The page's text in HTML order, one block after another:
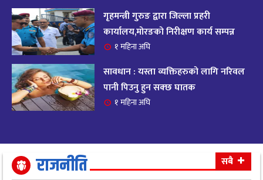
१८
आजको राशिफल : आइतवार, ८ भदौ २०८२ (२४ अगस्ट
२०२५)
११ महिना अघि
१९ आजको राशिफल २०८२ भदाै ४ गते, बुधवार
११ महिना अघि
धैर्यले सफलता मिल्नेछ
११ महिना अघि
गृहमन्त्री गुरुङ द्वारा जिल्ला प्रहरी
कार्यालय,मोरङको निरीक्षण कार्य सम्पन्न
१ महिना अघि
सावधान : यस्ता व्यक्तिहरुको लागि नरिवल
पानी पिउनु हुन सक्छ घातक
१ महिना अघि
राजनीति सबै